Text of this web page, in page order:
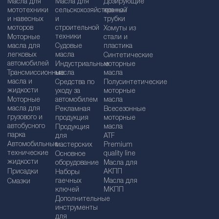
Масла для
мототехники
и навесных
моторов
Моторные
масла для
легковых
автомобилей
Трансмиссионные
масла и
жидкости
Моторные
масла для
грузового и
автобусного
парка
Автомобильные
технические
жидкости
Присадки
Смазки
Масла для
сельскохозяйственной
и
строительной
техники
Судовые
масла
Индустриальные
масла
Средства по
уходу за
автомобилем
Рекламная
продукция
Продукция
для
мастерских
Основное
оборудование
Наборы
гаечных
ключей
Дополнительные
инструменты
для
Дозирующие
краны /
трубки
Хомуты из
стали и
пластика
Синтетические
моторные
масла
Полусинтетические
моторные
масла
Bсесезонные
моторные
масла
ATF
Premium
quality line
Масла для
АКПП
Масла для
МКПП